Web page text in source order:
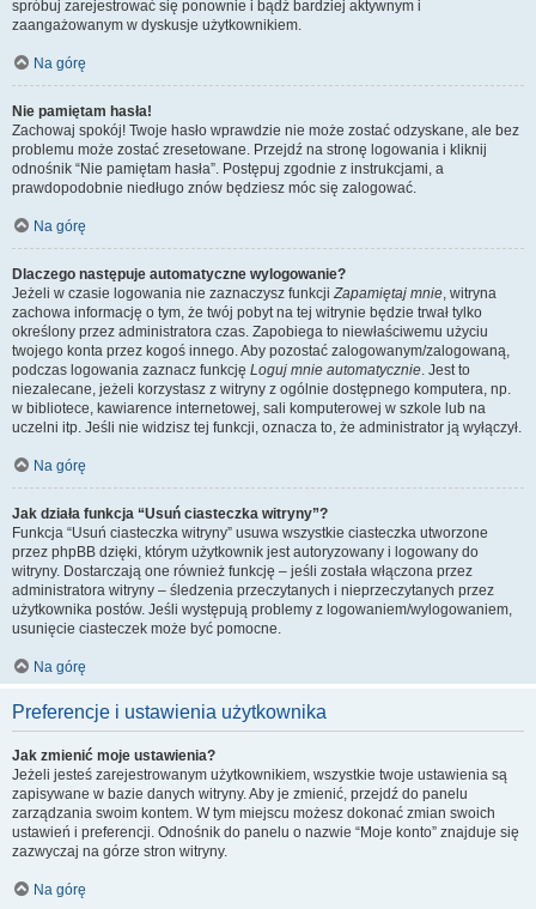
spróbuj zarejestrować się ponownie i bądź bardziej aktywnym i
zaangażowanym w dyskusje użytkownikiem.
Na górę
Nie pamiętam hasła!
Zachowaj spokój! Twoje hasło wprawdzie nie może zostać odzyskane, ale bez
problemu może zostać zresetowane. Przejdź na stronę logowania i kliknij
odnośnik “Nie pamiętam hasła”. Postępuj zgodnie z instrukcjami, a
prawdopodobnie niedługo znów będziesz móc się zalogować.
Na górę
Dlaczego następuje automatyczne wylogowanie?
Jeżeli w czasie logowania nie zaznaczysz funkcjiZapamiętaj mnie, witryna
zachowa informację o tym, że twój pobyt na tej witrynie będzie trwał tylko
określony przez administratora czas. Zapobiega to niewłaściwemu użyciu
twojego konta przez kogoś innego. Aby pozostać zalogowanym/zalogowaną,
podczas logowania zaznacz funkcję Loguj mnie automatycznie. Jest to
niezalecane, jeżeli korzystasz z witryny z ogólnie dostępnego komputera, np.
w bibliotece, kawiarence internetowej, sali komputerowej w szkole lub na
uczelni itp. Jeśli nie widzisz tej funkcji, oznacza to, że administrator ją wyłączył.
Na górę
Jak działa funkcja “Usuń ciasteczka witryny”?
Funkcja “Usuń ciasteczka witryny” usuwa wszystkie ciasteczka utworzone
przez phpBB dzięki, którym użytkownik jest autoryzowany i logowany do
witryny. Dostarczają one również funkcję – jeśli została włączona przez
administratora witryny – śledzenia przeczytanych i nieprzeczytanych przez
użytkownika postów. Jeśli występują problemy z logowaniem/wylogowaniem,
usunięcie ciasteczek może być pomocne.
Na górę
Preferencje i ustawienia użytkownika
Jak zmienić moje ustawienia?
Jeżeli jesteś zarejestrowanym użytkownikiem, wszystkie twoje ustawienia są
zapisywane w bazie danych witryny. Aby je zmienić, przejdź do panelu
zarządzania swoim kontem. W tym miejscu możesz dokonać zmian swoich
ustawień i preferencji. Odnośnik do panelu o nazwie “Moje konto” znajduje się
zazwyczaj na górze stron witryny.
Na górę